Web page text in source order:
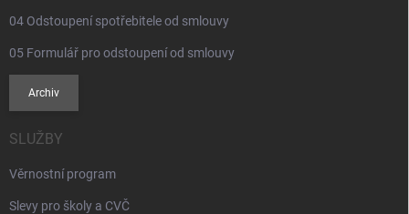
04 Odstoupení spotřebitele od smlouvy
05 Formulář pro odstoupení od smlouvy
Archiv
SLUŽBY
Věrnostní program
Slevy pro školy a CVČ